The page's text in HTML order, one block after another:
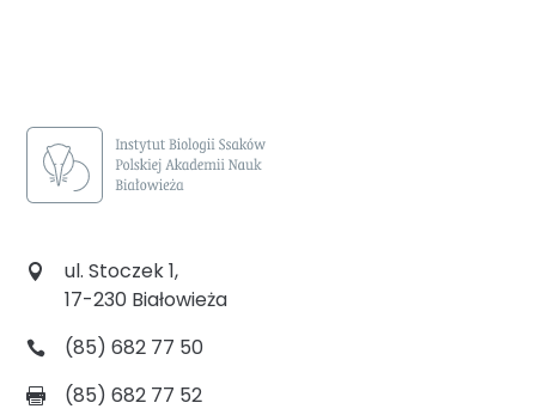
ul. Stoczek 1,
17-230 Białowieża
(85) 682 77 50
(85) 682 77 52